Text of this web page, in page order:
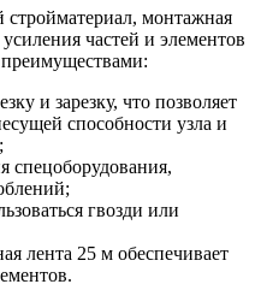
стройматериал, монтажная
частей и элементов
и зарезку, что позволяет
способности узла и
спецоборудования,
гвозди или
лента 25 м обеспечивает